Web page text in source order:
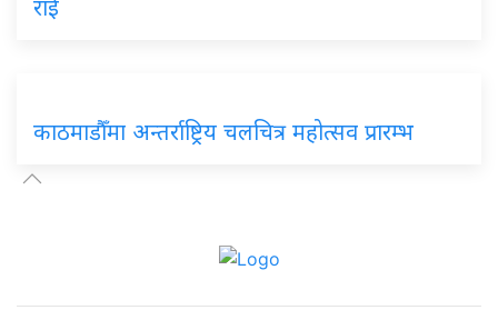
राई
काठमाडौँमा अन्तर्राष्ट्रिय चलचित्र महोत्सव प्रारम्भ